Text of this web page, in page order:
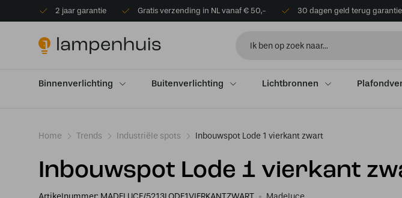
2 jaar garantie Gratis verzending in NL vanaf € 50,- 30 dagen geld terug garantie
Binnenverlichting Buitenverlichting Lichtbronnen
Home Trends Industriële spots Inbouwspot Lode 1 vierkant zwart
Inbouwspot Lode 1 vierkant